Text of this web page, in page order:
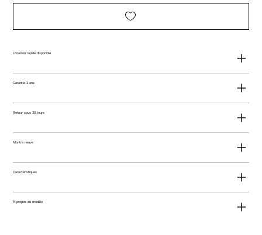
Livraison rapide disponible
Garantie 2 ans
Retour sous 30 jours
Montre neuve
Caractéristiques
À propos du modèle